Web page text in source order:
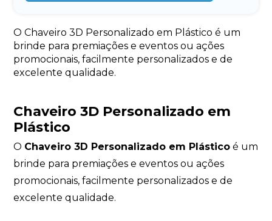
O Chaveiro 3D Personalizado em Plástico é um
brinde para premiações e eventos ou ações
promocionais, facilmente personalizados e de
excelente qualidade.
Chaveiro 3D Personalizado em
Plástico
O Chaveiro 3D Personalizado em Plástico é um
brinde para premiações e eventos ou ações
promocionais, facilmente personalizados e de
excelente qualidade.